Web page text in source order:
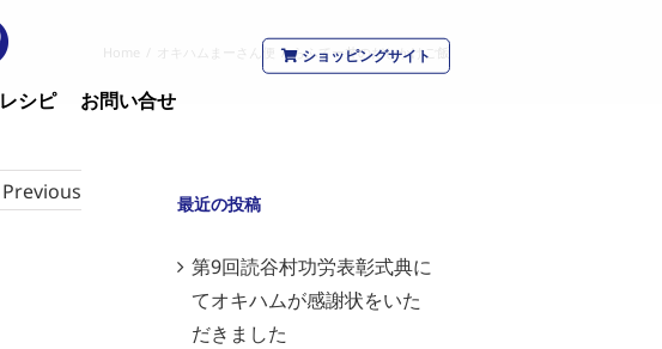
ショッピングサイト
レシピ お問い合せ
Home オキハムまーさん便 / らふてー丼のだしかけご飯
Previous 最近の投稿
第9回読谷村功労表彰式典に
てオキハムが感謝状をいた
だきました